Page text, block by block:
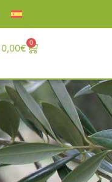
0,00€ 0